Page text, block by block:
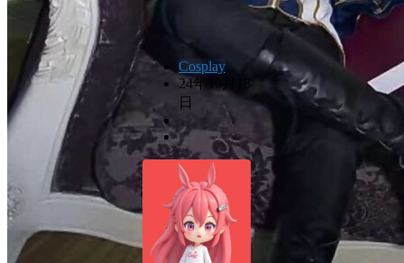
Cosplay
24年10月18
日